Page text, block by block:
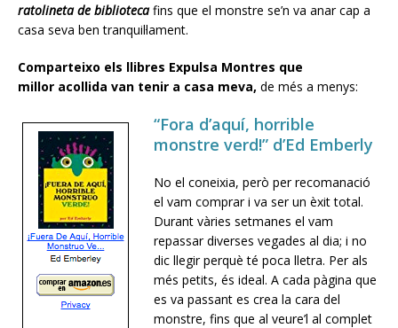
ratolineta de bibliotecafins que el monstre se’n va anar cap a
casa seva ben tranquil·lament.
Comparteixo els llibres Expulsa Montres que
millor acollida van tenir a casa meva, de més a menys:
“Fora d’aquí, horrible
monstre verd!” d’Ed Emberly
No el coneixia, però per recomanació
el vam comprar i va ser un èxit total.
Durant vàries setmanes el vam
repassar diverses vegades al dia; i no
dic llegir perquè té poca lletra. Per als
més petits, és ideal. A cada pàgina que
es va passant es crea la cara del
monstre, fins que al veure’l al complet